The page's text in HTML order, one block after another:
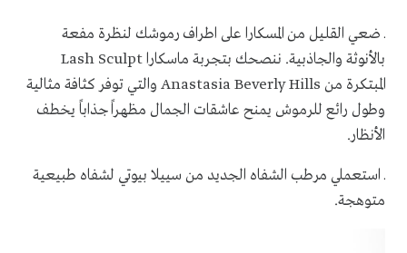
ـ ضعي القليل من المسكارا على اطراف رموشك لنظرة مفعة
بالأنوثة والجاذبية. ننصحك بتجربة ماسكاراLash Sculpt
المبتكرة من Anastasia Beverly Hills والتي توفر كثافة مثالية
وطول رائع للرموش يمنح عاشقات الجمال مظهراً جذاباً يخطف
الأنظار.
ـ استعملي مرطب الشفاه الجدید من سییلا بیوتي لشفاه طبيعية
متوهجة.